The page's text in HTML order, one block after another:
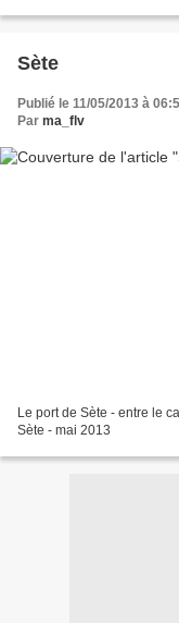
Sète
Publié le 11/05/2013 à
Par ma_flv
Le port de Sète - entre le
Sète - mai 2013